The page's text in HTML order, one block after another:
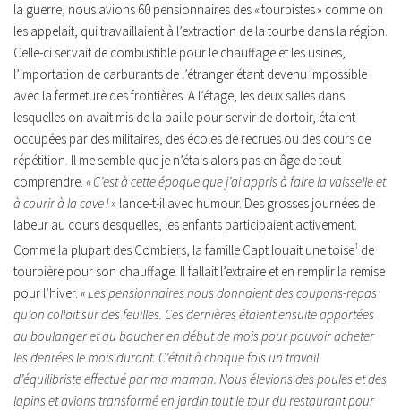
la guerre, nous avions 60 pensionnaires des « tourbistes » comme on
les appelait, qui travaillaient à l’extraction de la tourbe dans la région.
Celle-ci servait de combustible pour le chauffage et les usines,
l’importation de carburants de l’étranger étant devenu impossible
avec la fermeture des frontières. A l’étage, les deux salles dans
lesquelles on avait mis de la paille pour servir de dortoir, étaient
occupées par des militaires, des écoles de recrues ou des cours de
répétition. Il me semble que je n’étais alors pas en âge de tout
comprendre. « C’est à cette époque que j’ai appris à faire la vaisselle et
à courir à la cave ! » lance-t-il avec humour. Des grosses journées de
labeur au cours desquelles, les enfants participaient activement.
Comme la plupart des Combiers, la famille Capt louait une toise1 de
tourbière pour son chauffage. Il fallait l’extraire et en remplir la remise
pour l’hiver. « Les pensionnaires nous donnaient des coupons-repas
qu’on collait sur des feuilles. Ces dernières étaient ensuite apportées
au boulanger et au boucher en début de mois pour pouvoir acheter
les denrées le mois durant. C’était à chaque fois un travail
d’équilibriste effectué par ma maman. Nous élevions des poules et des
lapins et avions transformé en jardin tout le tour du restaurant pour